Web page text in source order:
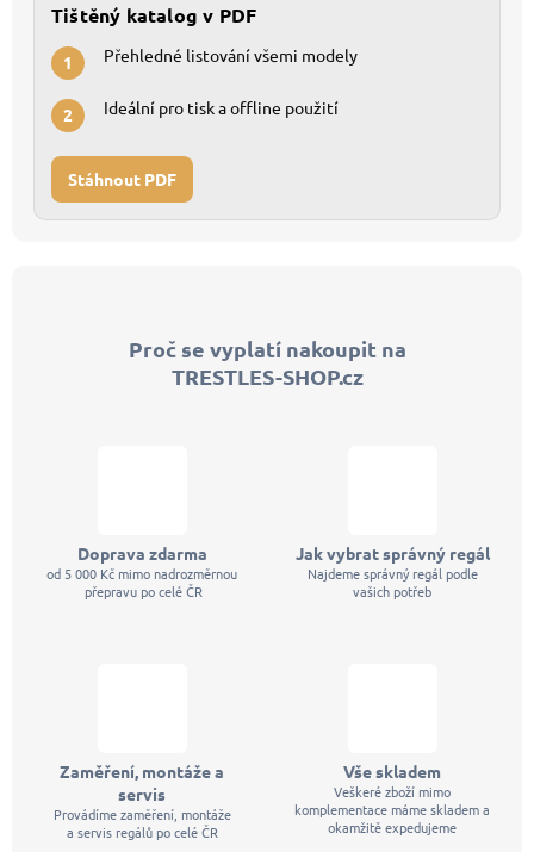
Tištěný katalog v PDF
1 Přehledné listování všemi modely
2 Ideální pro tisk a offline použití
Stáhnout PDF
Proč se vyplatí nakoupit na
TRESTLES-SHOP.cz
Doprava zdarma
od 5 000 Kč mimo nadrozměrnou
přepravu po celé ČR
Jak vybrat správný regál
Najdeme správný regál podle
vašich potřeb
Zaměření, montáže a
servis
Provádíme zaměření, montáže
a servis regálů po celé ČR
Vše skladem
Veškeré zboží mimo
komplementace máme skladem a
okamžitě expedujeme